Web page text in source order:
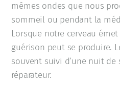
mêmes ondes que nous
sommeil ou pendant la
Lorsque notre cerveau
guérison peut se produire.
souvent suivi d’une nuit
réparateur.